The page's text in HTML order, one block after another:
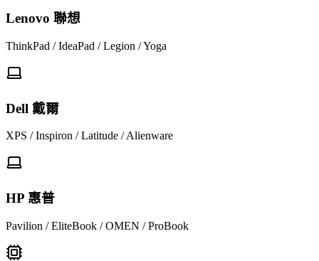
Lenovo 聯想
ThinkPad / IdeaPad / Legion / Yoga
Dell 戴爾
XPS / Inspiron / Latitude / Alienware
HP 惠普
Pavilion / EliteBook / OMEN / ProBook